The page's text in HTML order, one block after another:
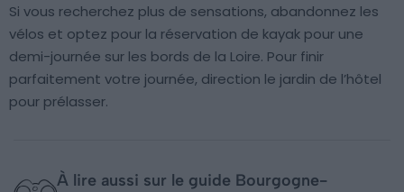
Si vous recherchez plus de sensations, abandonnez les
vélos et optez pour la réservation de kayak pour une
demi-journée sur les bords de la Loire. Pour finir
parfaitement votre journée, direction le jardin de l’hôtel
pour prélasser.
À lire aussi sur le guide Bourgogne-